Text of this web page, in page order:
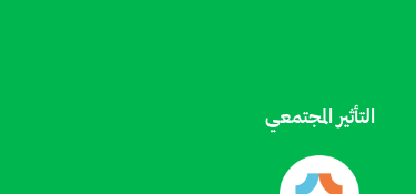
التأثير المجتمعي